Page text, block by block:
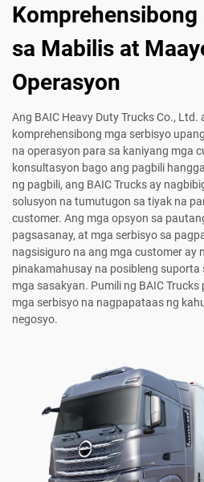
Komprehensibong
sa Mabilis at
Operasyon
Ang BAIC Heavy Duty Trucks Co., Ltd.
komprehensibong mga serbisyo
na operasyon para sa kaniyang mga
konsultasyon bago ang pagbili
ng pagbili, ang BAIC Trucks ay
solusyon na tumutugon sa tiyak na
customer. Ang mga opsyon sa
pagsasanay, at mga serbisyo sa
nagsisiguro na ang mga customer ay
pinakamahusay na posibleng
mga sasakyan. Pumili ng BAIC
mga serbisyo na nagpapataas ng
negosyo.